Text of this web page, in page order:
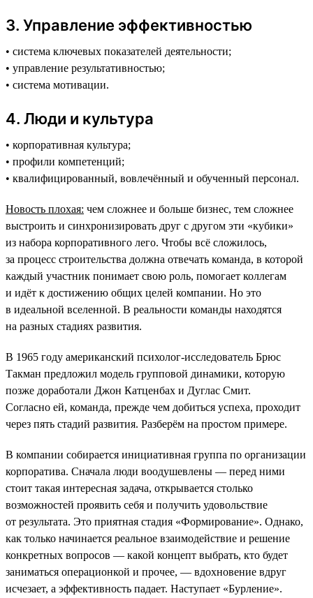
3️. Управление эффективностью
• система ключевых показателей деятельности;
• управление результативностью;
• система мотивации.
4️. Люди и культура
• корпоративная культура;
• профили компетенций;
• квалифицированный, вовлечённый и обученный персонал.
Новость плохая: чем сложнее и больше бизнес, тем сложнее
выстроить и синхронизировать друг с другом эти «кубики»
из набора корпоративного лего. Чтобы всё сложилось,
за процесс строительства должна отвечать команда, в которой
каждый участник понимает свою роль, помогает коллегам
и идёт к достижению общих целей компании. Но это
в идеальной вселенной. В реальности команды находятся
на разных стадиях развития.
В 1965 году американский психолог-исследователь Брюс
Такман предложил модель групповой динамики, которую
позже доработали Джон Катценбах и Дуглас Смит.
Согласно ей, команда, прежде чем добиться успеха, проходит
через пять стадий развития. Разберём на простом примере.
В компании собирается инициативная группа по организации
корпоратива. Сначала люди воодушевлены — перед ними
стоит такая интересная задача, открывается столько
возможностей проявить себя и получить удовольствие
от результата. Это приятная стадия «Формирование». Однако,
как только начинается реальное взаимодействие и решение
конкретных вопросов — какой концепт выбрать, кто будет
заниматься операционкой и прочее, — вдохновение вдруг
исчезает, а эффективность падает. Наступает «Бурление».